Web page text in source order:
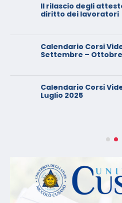
Il rilascio degli
diritto dei lavoratori
Calendario Corsi
Settembre –
Calendario Corsi
Luglio 2025